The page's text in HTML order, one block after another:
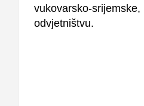
vukovarsko-
odvjetništvu.